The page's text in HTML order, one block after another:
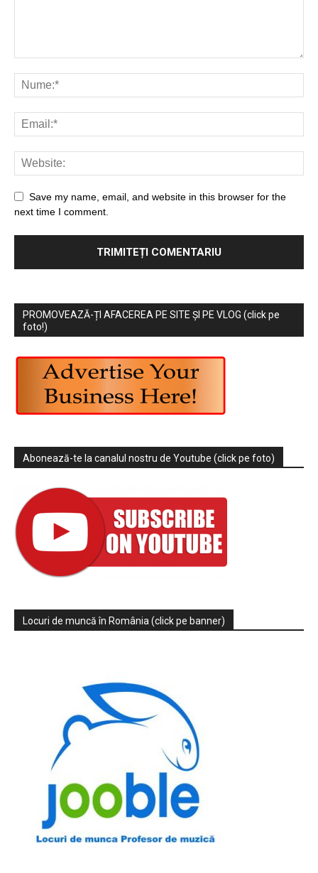
Save my name, email, and website in this browser for the
next time I comment.
PROMOVEAZĂ-ȚI AFACEREA PE SITE ȘI PE VLOG (click pe
foto!)
Abonează-te la canalul nostru de Youtube (click pe foto)
Locuri de muncă în România (click pe banner)